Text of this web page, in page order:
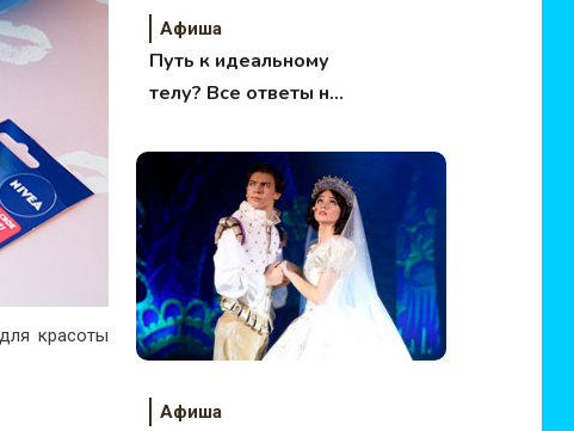
красоты
Афиша
Путь к идеальному
телу? Все ответы на
Афиша